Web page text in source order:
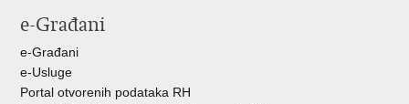
FacebookuTwitteru
e-Građani
e-Građani
e-Usluge
Portal otvorenih podataka RH